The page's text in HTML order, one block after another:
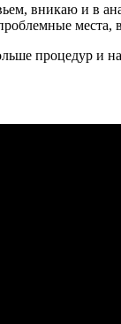
вникаю и в
процедур и